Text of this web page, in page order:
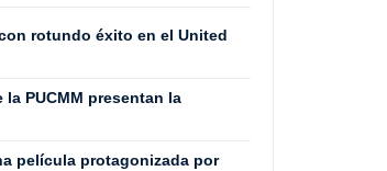
rotundo éxito en el United
PUCMM presentan la
película protagonizada por